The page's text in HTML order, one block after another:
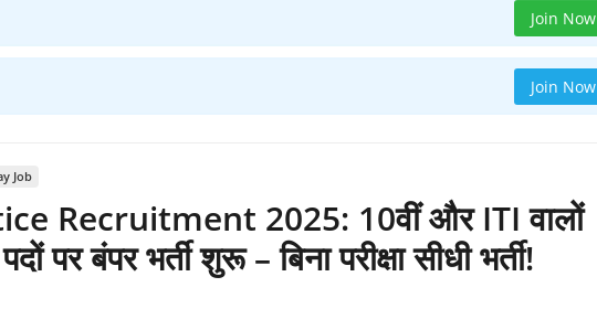
Join Now
Join Now
Job
Recruitment 2025: 10वीं और ITI वालों
पर बंपर भर्ती शुरू – बिना परीक्षा सीधी भर्ती!